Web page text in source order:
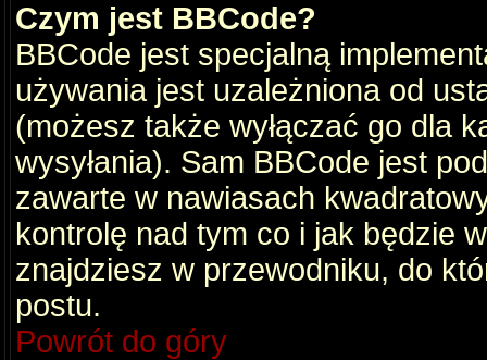
Czym jest BBCode?
BBCode jest specjalną
używania jest uzależniona od
(możesz także wyłączać go dla
wysyłania). Sam BBCode jest
zawarte w nawiasach
kontrolę nad tym co i jak będzie
znajdziesz w przewodniku, do
postu.
Powrót do góry